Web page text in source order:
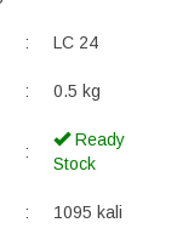
: LC 24
: 0.5 kg
:
Ready
Stock
: 1095 kali